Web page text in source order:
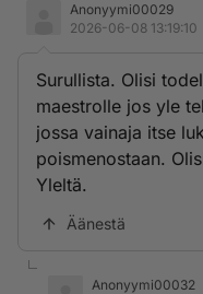
Anonyymi00029
2026-06-08 13:19:10
Surullista. Olisi
maestrolle jos yle
jossa vainaja itse
poismenostaan.
Yleltä.
Äänestä
Anonyymi00032